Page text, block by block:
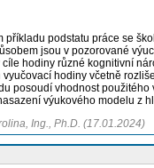
příkladu podstatu práce se
jsou v pozorované
cíle hodiny různé kognitivní
vyučovací hodiny včetně
posoudí vhodnost
výukového modelu z
Ing., Ph.D. (17.01.2024)